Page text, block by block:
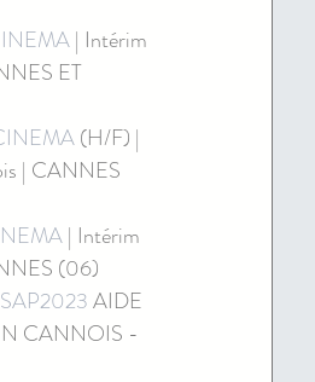
| Intérim
ET
(H/F) |
| CANNES
| Intérim
(06)
AIDE
CANNOIS -